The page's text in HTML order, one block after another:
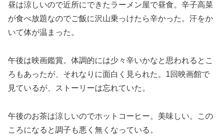
昼は涼しいので近所にできたラーメン屋で昼食。辛子高菜
が食べ放題なのでご飯に沢山乗っけたら辛かった。汗をか
いて体が温まった。
午後は映画鑑賞。体調的には少々辛いかなと思われるとこ
ろもあったが、それなりに面白く見られた。1回映画館で
見ているが、ストーリーは忘れていた。
午後のお茶は涼しいのでホットコーヒー。美味しい。この
ころになると調子も悪く無くなっている。